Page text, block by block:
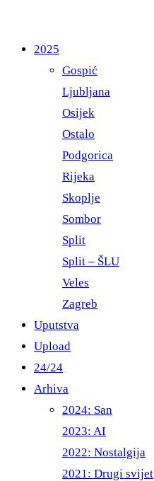
2025
Gospić
Ljubljana
Osijek
Ostalo
Podgorica
Rijeka
Skoplje
Sombor
Split
Split – ŠLU
Veles
Zagreb
Uputstva
Upload
24/24
Arhiva
2024: San
2023: AI
2022: Nostalgija
2021: Drugi svijet